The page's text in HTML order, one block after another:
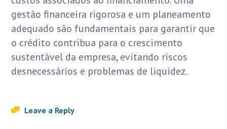
gestão financeira rigorosa e um planeamento
adequado são fundamentais para garantir que
o crédito contribua para o crescimento
sustentável da empresa, evitando riscos
desnecessários e problemas de liquidez.
Leave a Reply